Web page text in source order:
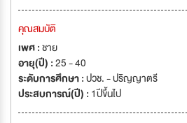
คุณสมบัติ
เพศ :ชาย
อายุ(ปี) :25 - 40
ระดับการศึกษา :ปวช. - ปริญญาตรี
ประสบการณ์(ปี) : 1ปีขึ้นไป